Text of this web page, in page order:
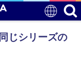
じシリーズの